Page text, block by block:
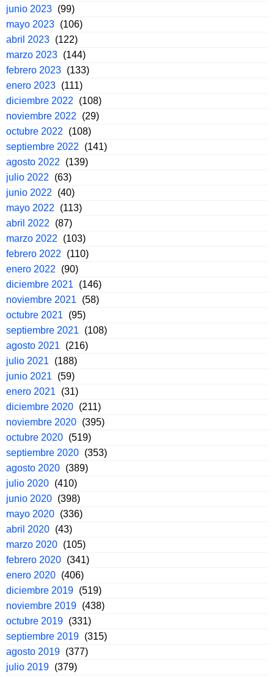
junio 2023 (99)
mayo 2023 (106)
abril 2023 (122)
marzo 2023 (144)
febrero 2023 (133)
enero 2023 (111)
diciembre 2022
(108)
noviembre 2022
(29)
octubre 2022
(108)
septiembre 2022
(141)
agosto 2022
(139)
julio 2022
(63)
junio 2022
(40)
mayo 2022
(113)
abril 2022
(87)
marzo 2022
(103)
febrero 2022
(110)
enero 2022
(90)
diciembre 2021
(146)
noviembre 2021
(58)
octubre 2021
(95)
septiembre 2021
(108)
agosto 2021
(216)
julio 2021
(188)
junio 2021
(59)
enero 2021
(31)
diciembre 2020 (211)
noviembre 2020 (395)
octubre 2020 (519)
septiembre 2020 (353)
agosto 2020 (389)
julio 2020 (410)
junio 2020 (398)
mayo 2020 (336)
abril 2020 (43)
marzo 2020 (105)
febrero 2020 (341)
enero 2020 (406)
diciembre 2019 (519)
noviembre 2019 (438)
octubre 2019 (331)
septiembre 2019 (315)
agosto 2019 (377)
julio 2019 (379)